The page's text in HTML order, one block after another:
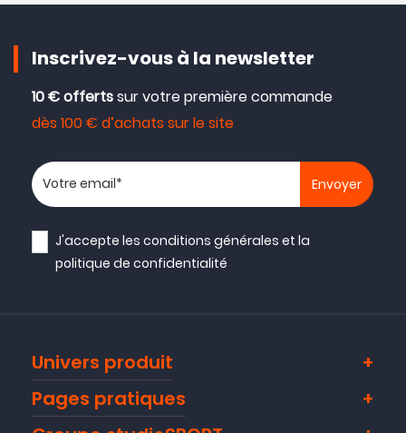
Inscrivez-vous à la newsletter
10 € offertssur votre première commande
dès 100 € d’achats sur le site
Votre adresse email
J'accepte lesconditions générales et la
politique de confidentialité
Univers produit
Pages pratiques